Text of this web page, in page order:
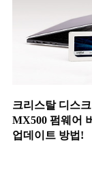
크리스탈 디스
MX500 펌웨어
업데이트 방법!